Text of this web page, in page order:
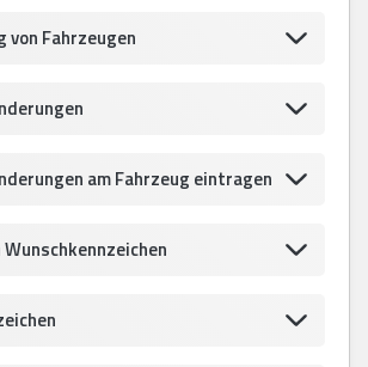
von Fahrzeugen
am Fahrzeug eintragen